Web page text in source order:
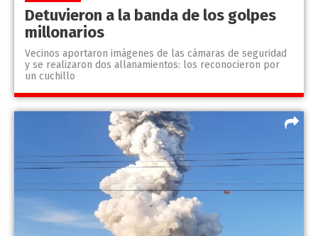
Detuvieron a la banda de los golpes
millonarios
Vecinos aportaron imágenes de las cámaras de seguridad
y se realizaron dos allanamientos: los reconocieron por
un cuchillo